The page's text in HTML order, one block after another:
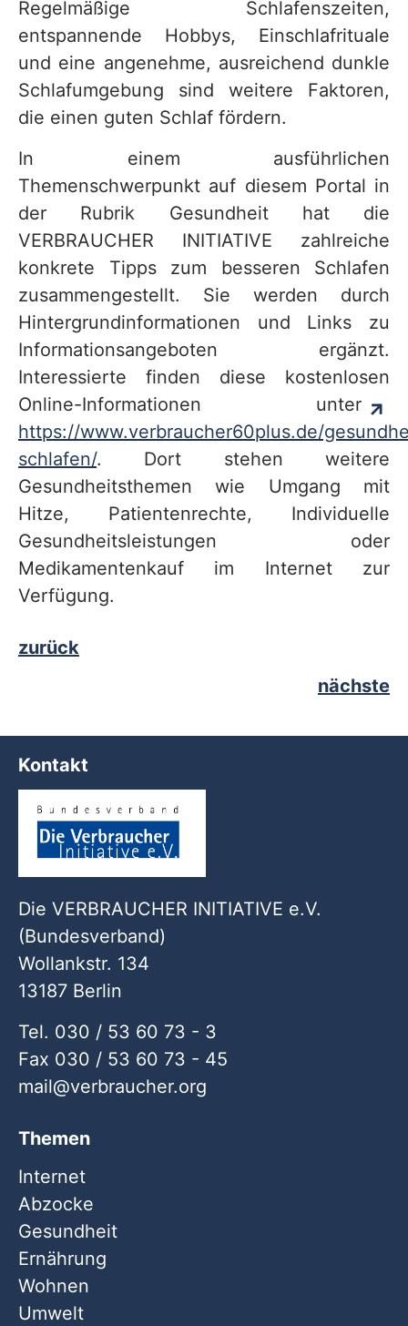
Regelmäßige Schlafenszeiten,
entspannende Hobbys, Einschlafrituale
und eine angenehme, ausreichend dunkle
Schlafumgebung sind weitere Faktoren,
die einen guten Schlaf fördern.
In einem ausführlichen
Themenschwerpunkt auf diesem Portal in
der Rubrik Gesundheit hat die
VERBRAUCHER INITIATIVE zahlreiche
konkrete Tipps zum besseren Schlafen
zusammengestellt. Sie werden durch
Hintergrundinformationen und Links zu
Informationsangeboten ergänzt.
Interessierte finden diese kostenlosen
Online-Informationen unter
https://www.verbraucher60plus.de/
schlafen/. Dort stehen weitere
Gesundheitsthemen wie Umgang mit
Hitze, Patientenrechte, Individuelle
Gesundheitsleistungen oder
Medikamentenkauf im Internet zur
Verfügung.
zurück
nächste
Kontakt
Die VERBRAUCHER INITIATIVE e.V.
(Bundesverband)
Wollankstr. 134
13187 Berlin
Tel. 030 / 53 60 73 - 3
Fax 030 / 53 60 73 - 45
mail
verbraucher org
Themen
Internet
Abzocke
Gesundheit
Ernährung
Wohnen
Umwelt